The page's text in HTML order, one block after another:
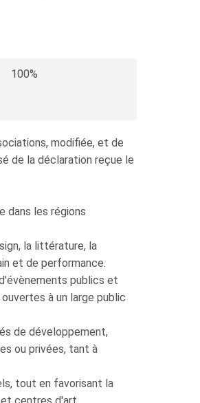
100%
modifiée, et de
de la déclaration reçue le
dans les régions
la littérature, la
et de performance.
publics et
à un large public
de développement,
ou privées, tant à
tout en favorisant la